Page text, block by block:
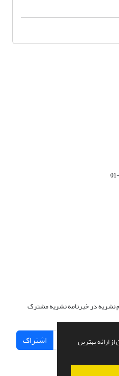
ارائه بهترین
نشریه در خبرنامه نشریه مشترک
اشتراک